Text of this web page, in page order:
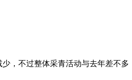
，不过整体采青活动与去年差不多